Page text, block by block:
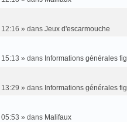
» dans Jeux d'escarmouche
» dans Informations générales
» dans Informations générales
» dans Malifaux